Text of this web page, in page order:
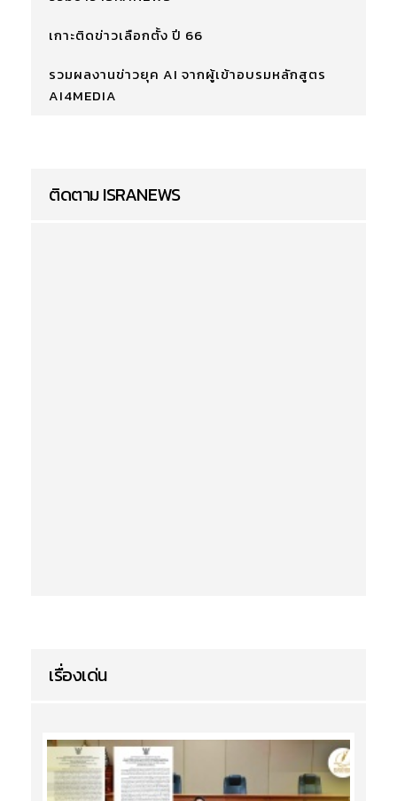
เกาะติดข่าวเลือกตั้ง ปี 66
รวมผลงานข่าวยุค AI จากผู้เข้าอบรมหลักสูตร
AI4MEDIA
ติดตาม ISRANEWS
เรื่องเด่น